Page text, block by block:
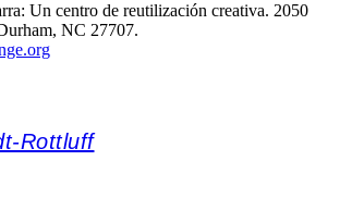
Un centro de reutilización creativa. 2050
NC 27707.
Rottluff